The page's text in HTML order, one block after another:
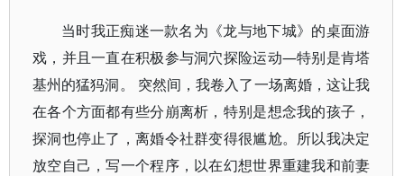
当时我正痴迷一款名为《龙与地下城》的桌面游
戏，并且一直在积极参与洞穴探险运动—特别是肯塔
基州的猛犸洞。 突然间，我卷入了一场离婚，这让我
在各个方面都有些分崩离析，特别是想念我的孩子，
探洞也停止了，离婚令社群变得很尴尬。所以我决定
放空自己，写一个程序，以在幻想世界重建我和前妻